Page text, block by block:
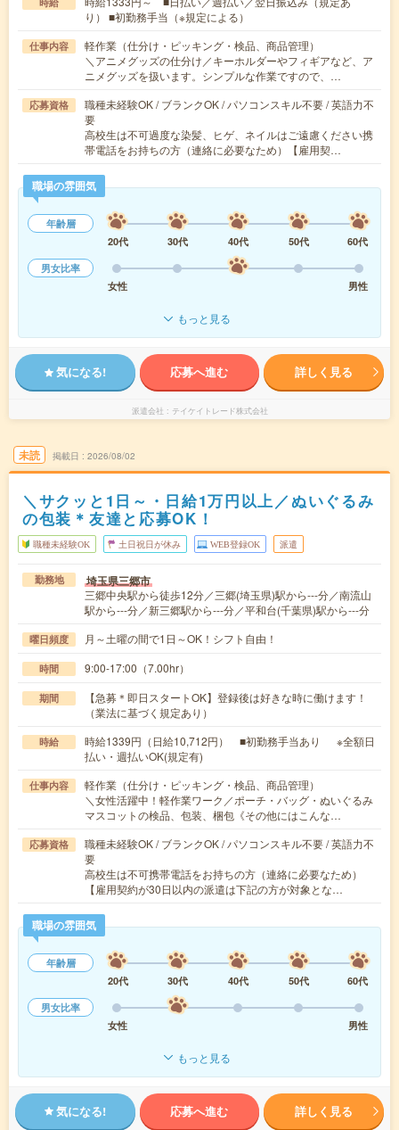
り） ■初勤務手当（※規定による）
仕事内容
軽作業（仕分け・ピッキング・検品、商品管理）
＼アニメグッズの仕分け／キーホルダーやフィギアなど、ア
ニメグッズを扱います。シンプルな作業ですので、…
応募資格
職種未経験OK / ブランクOK / パソコンスキル不要 / 英語力不
要
高校生は不可過度な染髪、ヒゲ、ネイルはご遠慮ください携
帯電話をお持ちの方（連絡に必要なため）【雇用契…
職場の雰囲気
年齢層
20代
30代 40代 50代
60代
男女比率
女性
男性
もっと見る
気になる! 応募へ進む 詳しく見る
派遣会社 テイケイトレード株式会社
未読 掲載日 2026/08/02
＼サクッと1日～・日給1万円以上／ぬいぐるみ
の包装＊友達と応募OK！
職種未経験OK 土日祝日が休み WEB登録OK 派遣
勤務地 埼玉県三郷市
三郷中央駅から徒歩12分／三郷(埼玉県)駅から---分／南流山
駅から---分／新三郷駅から---分／平和台(千葉県)駅から---分
曜日頻度 月～土曜の間で1日～OK！シフト自由！
時間 9:00-17:00（7.00hr）
期間
【急募＊即日スタートOK】登録後は好きな時に働けます！
（業法に基づく規定あり）
時給
時給1339円（日給10,712円） ■初勤務手当あり ※全額日
払い・週払いOK(規定有)
仕事内容
軽作業（仕分け・ピッキング・検品、商品管理）
＼女性活躍中！軽作業ワーク／ポーチ・バッグ・ぬいぐるみ
マスコットの検品、包装、梱包《その他にはこんな…
応募資格
職種未経験OK / ブランクOK / パソコンスキル不要 / 英語力不
要
高校生は不可携帯電話をお持ちの方（連絡に必要なため）
【雇用契約が30日以内の派遣は下記の方が対象とな…
職場の雰囲気
年齢層
20代
30代 40代 50代
60代
男女比率
女性
男性
もっと見る
気になる! 応募へ進む 詳しく見る